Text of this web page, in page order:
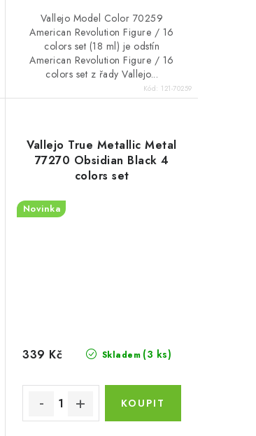
Vallejo Model Color 70259
American Revolution Figure / 16
colors set (18 ml) je odstín
American Revolution Figure / 16
colors set z řady Vallejo...
Kód: 121-70259
Vallejo True Metallic Metal
77270 Obsidian Black 4
colors set
Novinka
Skladem (3 ks)
339 Kč